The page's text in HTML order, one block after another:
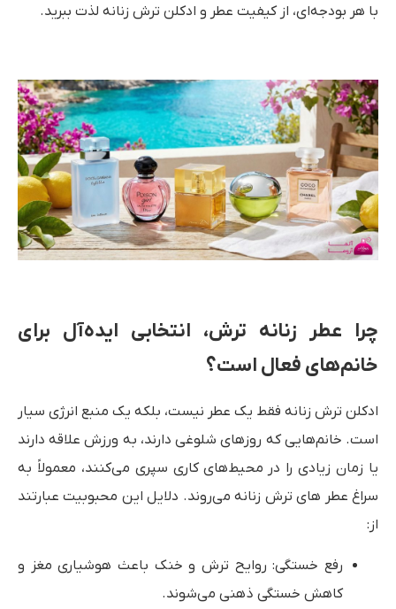
با هر بودجه‌ای، از کیفیت عطر و ادکلن ترش زنانه لذت ببرید.
چرا عطر زنانه ترش، انتخابی ایده‌آل برای
خانم‌های فعال است؟
ادکلن ترش زنانه فقط یک عطر نیست، بلکه یک منبع انرژی سیار
است. خانم‌هایی که روزهای شلوغی دارند، به ورزش علاقه دارند
یا زمان زیادی را در محیط‌های کاری سپری می‌کنند، معمولاً به
سراغ عطر های ترش زنانه می‌روند. دلایل این محبوبیت عبارتند
از:
رفع خستگی: روایح ترش و خنک باعث هوشیاری مغز و
کاهش خستگی ذهنی می‌شوند.